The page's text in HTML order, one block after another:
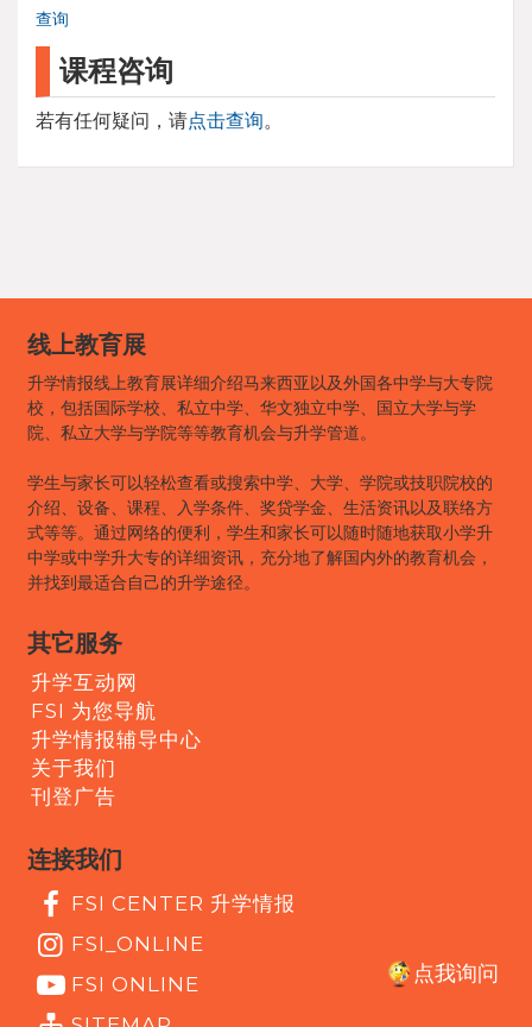
查询
课程咨询
若有任何疑问，请点击查询。
点我询问
线上教育展
升学情报线上教育展详细介绍马来西亚以及外国各中学与大专院
校，包括国际学校、私立中学、华文独立中学、国立大学与学
院、私立大学与学院等等教育机会与升学管道。
学生与家长可以轻松查看或搜索中学、大学、学院或技职院校的
介绍、设备、课程、入学条件、奖贷学金、生活资讯以及联络方
式等等。通过网络的便利，学生和家长可以随时随地获取小学升
中学或中学升大专的详细资讯，充分地了解国内外的教育机会，
并找到最适合自己的升学途径。
其它服务
升学互动网
FSI 为您导航
升学情报辅导中心
关于我们
刊登广告
连接我们
FSI CENTER 升学情报
FSI_ONLINE
FSI ONLINE